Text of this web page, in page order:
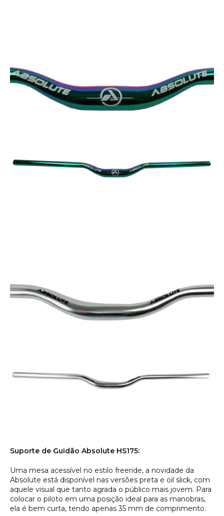
Suporte de Guidão Absolute HS175:
Uma mesa acessível no estilo freeride, a novidade da
Absolute está disponível nas versões preta e oil slick, com
aquele visual que tanto agrada o público mais jovem. Para
colocar o piloto em uma posição ideal para as manobras,
ela é bem curta, tendo apenas 35 mm de comprimento.